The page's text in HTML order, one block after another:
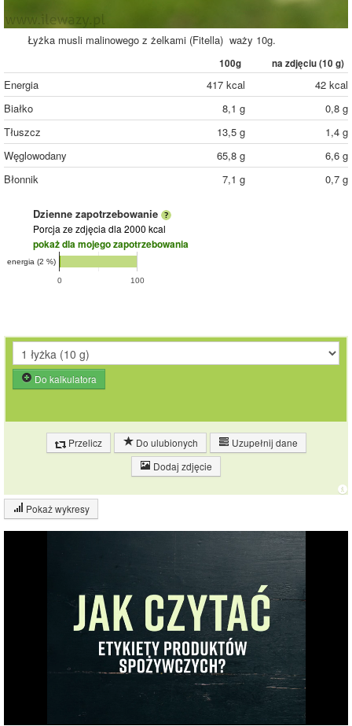
Łyżka musli malinowego z żelkami (Fitella) waży 10g.
100g na zdjęciu (10 g)
Energia 417 kcal
42 kcal
Białko
8,1 g
0,8 g
Tłuszcz
13,5 g
1,4 g
Węglowodany
65,8 g
6,6 g
Błonnik
7,1 g 0,7 g
Dzienne zapotrzebowanie
Porcja ze zdjęcia dla 2000 kcal
pokaż dla mojego zapotrzebowania
0 100
energia (2 %)
Do kalkulatora
Przelicz Do ulubionych
Uzupełnij dane
Dodaj zdjęcie
Pokaż wykresy
Wykres składu produktu
Pozostałe (13%)
13.9%